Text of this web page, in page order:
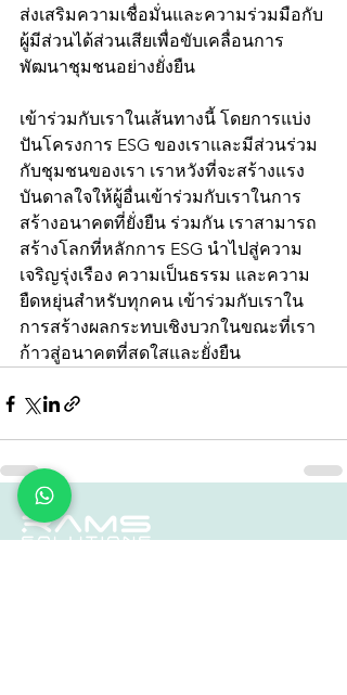
ส่งเสริมความเชื่อมั่นและความร่วมมือกับ
ผู้มีส่วนได้ส่วนเสียเพื่อขับเคลื่อนการ
พัฒนาชุมชนอย่างยั่งยืน
เข้าร่วมกับเราในเส้นทางนี้ โดยการแบ่ง
ปันโครงการ ESG ของเราและมีส่วนร่วม
กับชุมชนของเรา เราหวังที่จะสร้างแรง
บันดาลใจให้ผู้อื่นเข้าร่วมกับเราในการ
สร้างอนาคตที่ยั่งยืน ร่วมกัน เราสามารถ
สร้างโลกที่หลักการ ESG นำไปสู่ความ
เจริญรุ่งเรือง ความเป็นธรรม และความ
ยืดหยุ่นสำหรับทุกคน เข้าร่วมกับเราใน
การสร้างผลกระทบเชิงบวกในขณะที่เรา
ก้าวสู่อนาคตที่สดใสและยั่งยืน